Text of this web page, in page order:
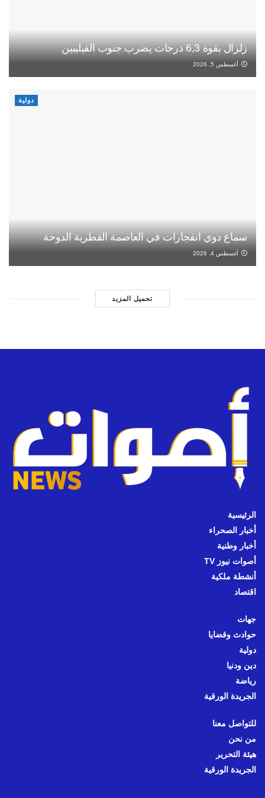
زلزال بقوة 6,3 درجات يضرب جنوب الفيليبين
أغسطس 5, 2026
دولية
سماع دوي انفجارات في العاصمة القطرية الدوحة
أغسطس 4, 2026
تحميل المزيد
الرئيسية
أخبار الصحراء
أخبار وطنية
أصوات نيوز TV
أنشطة ملكية
اقتصاد
جهات
حوادث وقضايا
دولية
دين ودنيا
رياضة
الجريدة الورقية
للتواصل معنا
من نحن
هيئة التحرير
الجريدة الورقية